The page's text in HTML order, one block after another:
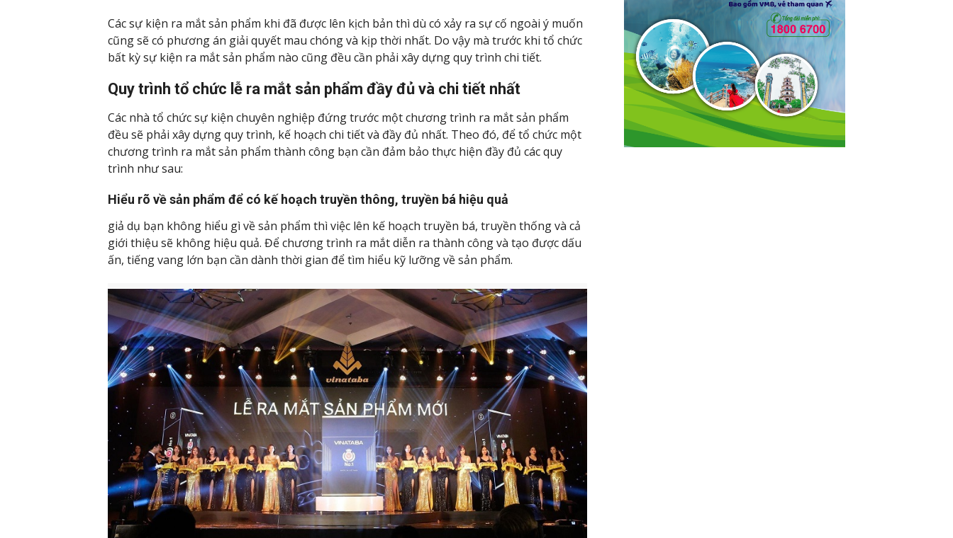
Các sự kiện ra mắt sản phẩm khi đã được lên kịch bản thì dù có xảy ra sự cố ngoài ý muốn
cũng sẽ có phương án giải quyết mau chóng và kịp thời nhất. Do vậy mà trước khi tổ chức
bất kỳ sự kiện ra mắt sản phẩm nào cũng đều cần phải xây dựng quy trình chi tiết.
Quy trình tổ chức lễ ra mắt sản phẩm đầy đủ và chi tiết nhất
Các nhà tổ chức sự kiện chuyên nghiệp đứng trước một chương trình ra mắt sản phẩm
đều sẽ phải xây dựng quy trình, kế hoạch chi tiết và đầy đủ nhất. Theo đó, để tổ chức một
chương trình ra mắt sản phẩm thành công bạn cần đảm bảo thực hiện đầy đủ các quy
trình như sau:
Hiểu rõ về sản phẩm để có kế hoạch truyền thông, truyền bá hiệu quả
giả dụ bạn không hiểu gì về sản phẩm thì việc lên kế hoạch truyền bá, truyền thống và cả
giới thiệu sẽ không hiệu quả. Để chương trình ra mắt diễn ra thành công và tạo được dấu
ấn, tiếng vang lớn bạn cần dành thời gian để tìm hiểu kỹ lưỡng về sản phẩm.